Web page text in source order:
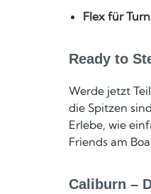
Flex für
Ready to
Werde jetzt
die Spitzen
Erlebe, wie
Friends am
Caliburn –